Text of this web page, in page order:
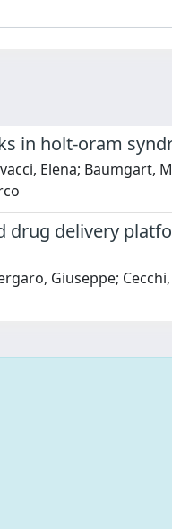
in holt-oram
Elena;
delivery
Giuseppe;